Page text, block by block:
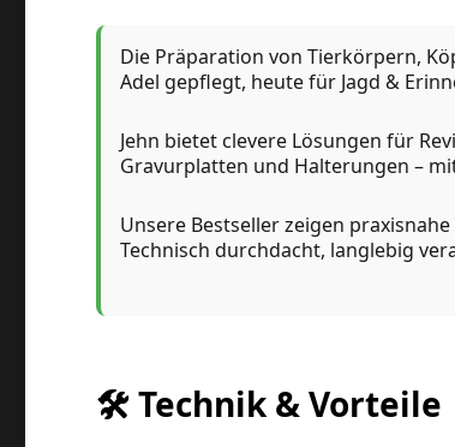
Die Präparation von Tierkörpern,
Adel gepflegt, heute für Jagd &
Jehn bietet clevere Lösungen für
Gravurplatten und Halterungen –
Unsere Bestseller zeigen
Technisch durchdacht, langlebig
🛠️ Technik & Vorteile